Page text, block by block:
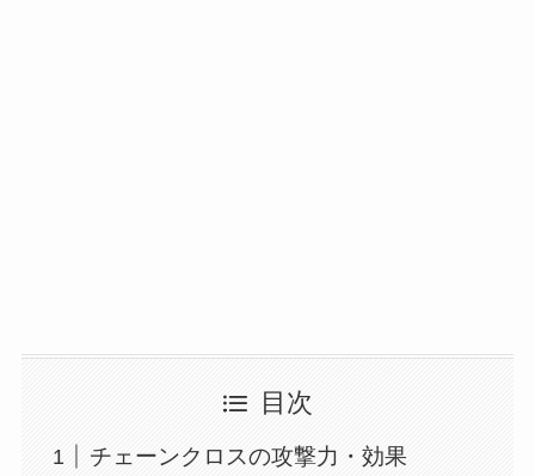
目次
チェーンクロスの攻撃力・効果